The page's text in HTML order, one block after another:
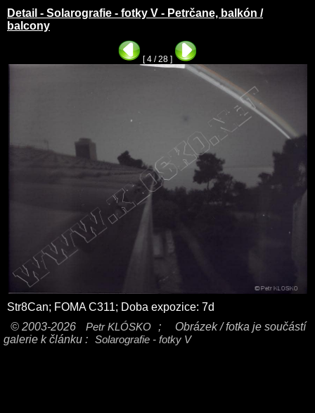
Detail - Solarografie - fotky V - Petrčane, balkón /
balcony
[ 4 / 28 ]
Str8Can; FOMA C311; Doba expozice: 7d
© 2003-2026
Petr KLÓSKO ;
Obrázek / fotka je součástí
galerie k článku : Solarografie - fotky V